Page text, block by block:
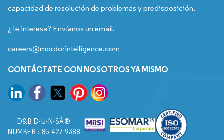
capacidad de resolución de problemas y predisposición.
¿Te interesa? Envíanos un email.
careers@mordorintelligence.com
CONTÁCTATE CON NOSOTROS YA MISMO
D&B D-U-N-SÂ®
NUMBER : 85-427-9388